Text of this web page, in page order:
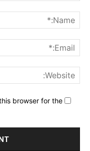
browser for the